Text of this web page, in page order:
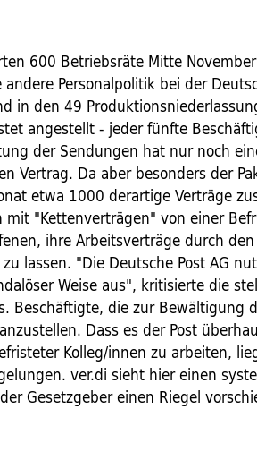
600 Betriebsräte Mitte
Personalpolitik bei der
in den 49
angestellt - jeder fünfte
der Sendungen hat nur noch
Vertrag. Da aber besonders der
etwa 1000 derartige Verträge
mit "Kettenverträgen" von einer
ihre Arbeitsverträge durch
lassen. "Die Deutsche Post AG
Weise aus", kritisierte die
Beschäftigte, die zur Bewältigung
Dass es der Post
Kolleg/innen zu arbeiten,
ver.di sieht hier einen
Gesetzgeber einen Riegel